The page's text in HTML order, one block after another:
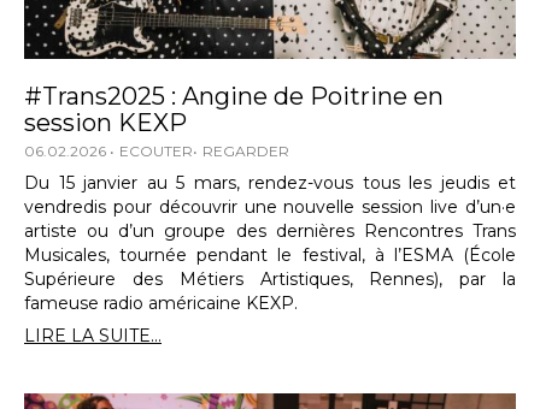
#Trans2025 : Angine de Poitrine en
session KEXP
06.02.2026 ECOUTER REGARDER
Du 15 janvier au 5 mars, rendez-vous tous les jeudis et
vendredis pour découvrir une nouvelle session live d’un·e
artiste ou d’un groupe des dernières Rencontres Trans
Musicales, tournée pendant le festival, à l’ESMA (École
Supérieure des Métiers Artistiques, Rennes), par la
fameuse radio américaine KEXP.
LIRE LA SUITE...